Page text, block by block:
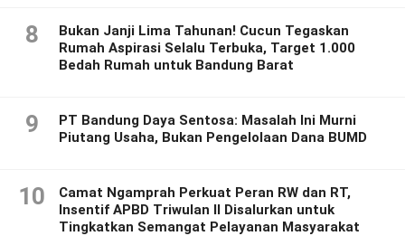
8
Bukan Janji Lima Tahunan! Cucun Tegaskan
Rumah Aspirasi Selalu Terbuka, Target 1.000
Bedah Rumah untuk Bandung Barat
9
PT Bandung Daya Sentosa: Masalah Ini Murni
Piutang Usaha, Bukan Pengelolaan Dana BUMD
10
Camat Ngamprah Perkuat Peran RW dan RT,
Insentif APBD Triwulan II Disalurkan untuk
Tingkatkan Semangat Pelayanan Masyarakat